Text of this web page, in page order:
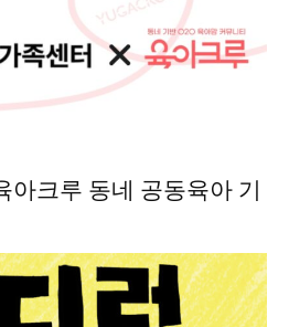
아크루 동네 공동육아 기